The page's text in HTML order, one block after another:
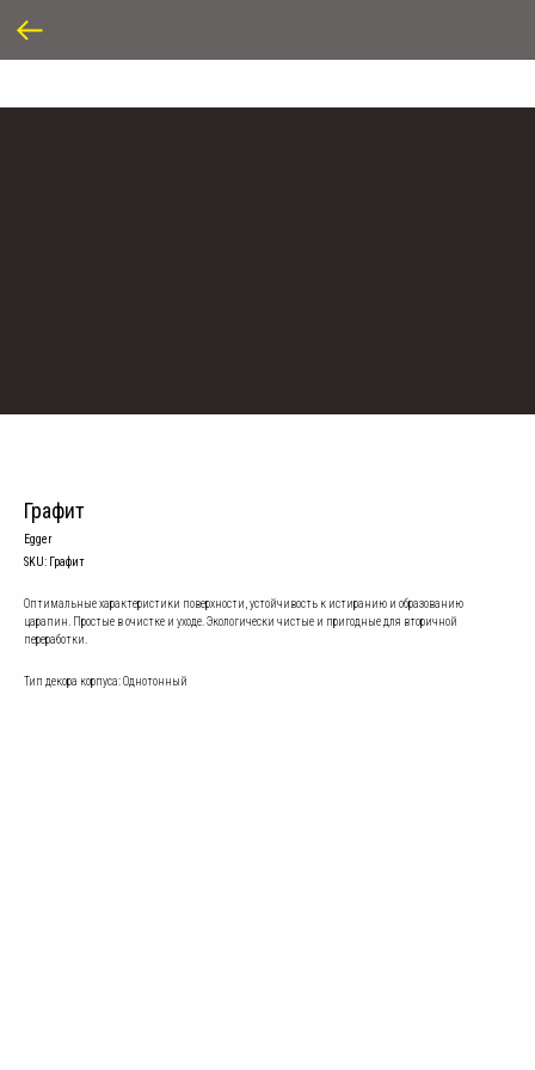
Графит
Egger
SKU: Графит
Оптимальные характеристики поверхности, устойчивость к истиранию и образованию
царапин. Простые в очистке и уходе. Экологически чистые и пригодные для вторичной
переработки.
Тип декора корпуса: Однотонный